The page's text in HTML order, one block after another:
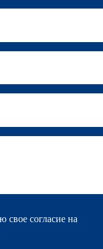
согласие на